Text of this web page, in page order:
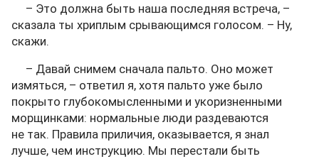
– Это должна быть наша последняя встреча, –
сказала ты хриплым срывающимся голосом. – Ну,
скажи.
– Давай снимем сначала пальто. Оно может
измяться, – ответил я, хотя пальто уже было
покрыто глубокомысленными и укоризненными
морщинками: нормальные люди раздеваются
не так. Правила приличия, оказывается, я знал
лучше, чем инструкцию. Мы перестали быть